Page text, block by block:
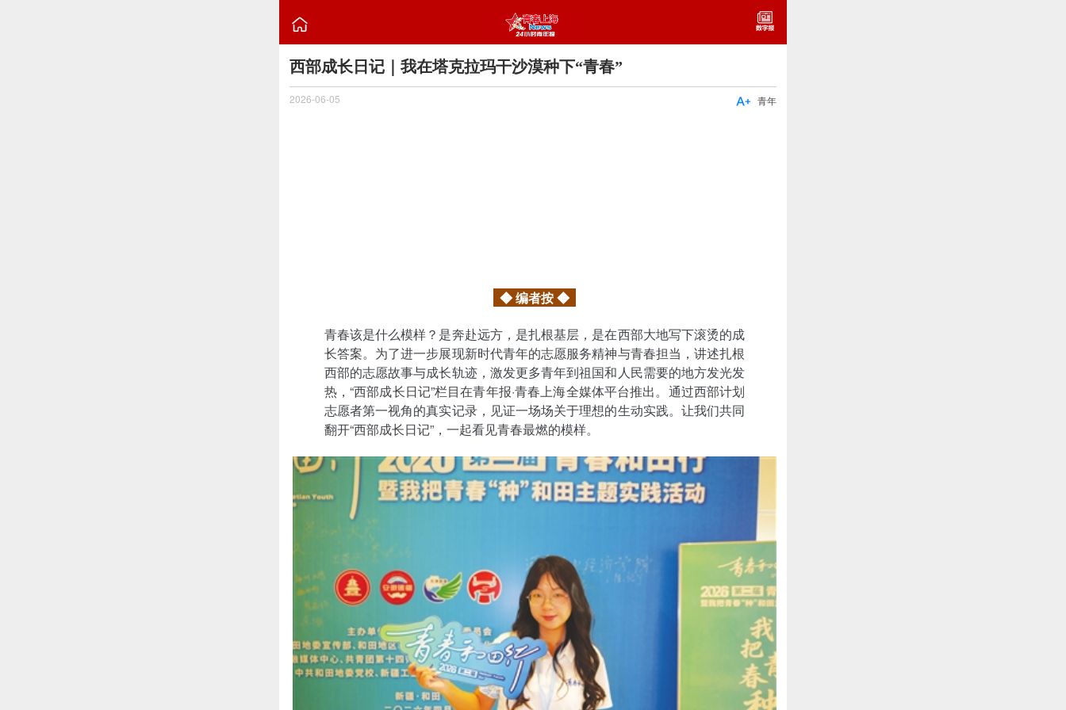

西部成长日记｜我在塔克拉玛干沙漠种下“青春”
2026-06-05 青年

◆ 编者按 ◆
青春该是什么模样？是奔赴远方，是扎根基层，是在西部大地写下滚烫的成
长答案。为了进一步展现新时代青年的志愿服务精神与青春担当，讲述扎根
西部的志愿故事与成长轨迹，激发更多青年到祖国和人民需要的地方发光发
热，“西部成长日记”栏目在青年报·青春上海全媒体平台推出。通过西部计划
志愿者第一视角的真实记录，见证一场场关于理想的生动实践。让我们共同
翻开“西部成长日记”，一起看见青春最燃的模样。